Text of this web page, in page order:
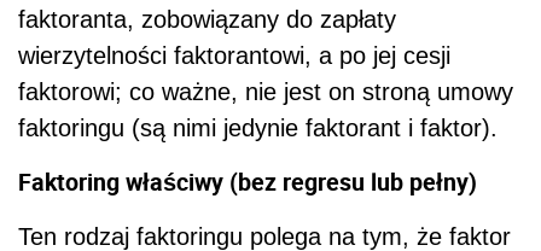
faktoranta, zobowiązany do zapłaty
wierzytelności faktorantowi, a po jej cesji
faktorowi; co ważne, nie jest on stroną umowy
faktoringu (są nimi jedynie faktorant i faktor).
Faktoring właściwy (bez regresu lub pełny)
Ten rodzaj faktoringu polega na tym, że faktor